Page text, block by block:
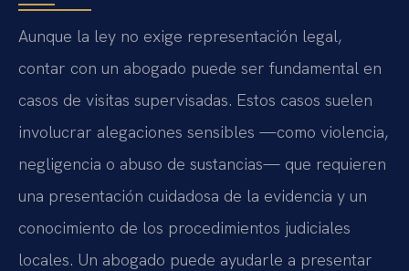
Aunque la ley no exige representación legal,
contar con un abogado puede ser fundamental en
casos de visitas supervisadas. Estos casos suelen
involucrar alegaciones sensibles —como violencia,
negligencia o abuso de sustancias— que requieren
una presentación cuidadosa de la evidencia y un
conocimiento de los procedimientos judiciales
locales. Un abogado puede ayudarle a presentar